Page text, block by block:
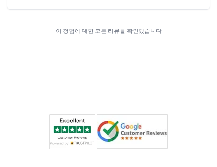
이 경험에 대한 모든 리뷰를 확인했습니다